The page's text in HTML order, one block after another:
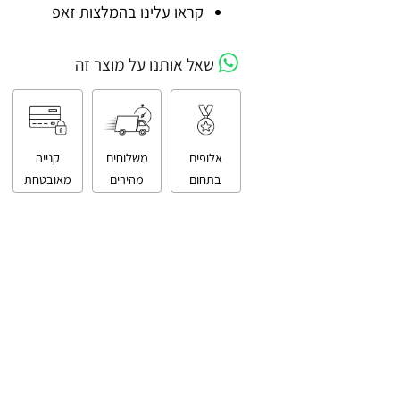
קניה מאובטחת
קראו עלינו בהמלצות זאפ
שאל אותנו על מוצר זה
אלופים
משלוחים
קנייה